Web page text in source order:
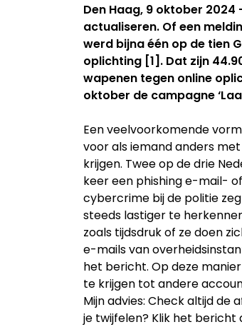
Den Haag, 9 oktober 2024
actualiseren. Of een
werd bijna één op de tien
oplichting [1]. Dat zijn
wapenen tegen online
oktober de campagne
Een veelvoorkomende
voor als iemand anders
krijgen. Twee op de drie
keer een phishing e-mail-
cybercrime bij de politie
steeds lastiger te
zoals tijdsdruk of ze doen
e-mails van
het bericht. Op deze
te krijgen tot andere
Mijn advies: Check altijd
je twijfelen? Klik het bericht